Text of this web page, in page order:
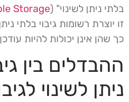
בלתי ניתן לשינוי" (Storage
זו יוצרת רשומות גיבוי בלתי
כך שהן אינן יכולות להיות
ההבדלים בין
ניתן לשינוי